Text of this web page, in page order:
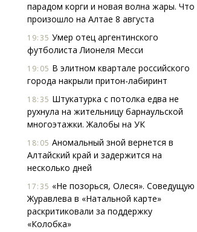
парадом корги и новая волна жары. Что
произошло на Алтае 8 августа
19:35 Умер отец аргентинского
футболиста Лионеля Месси
19:05 В элитном квартале российского
города накрыли притон-лабиринт
18:35 Штукатурка с потолка едва не
рухнула на жительницу барнаульской
многоэтажки. Жалобы на УК
18:05 Аномальный зной вернется в
Алтайский край и задержится на
несколько дней
17:35 «Не позорься, Олеся». Соведущую
Журавлева в «Натальной карте»
раскритиковали за поддержку
«Колобка»